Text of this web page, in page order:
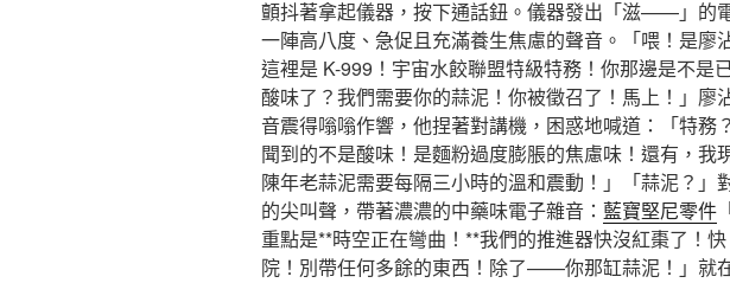
顫抖著拿起儀器，按下通話鈕。儀器發出「滋——」的
一陣高八度、急促且充滿養生焦慮的聲音。「喂！是廖
這裡是 K-999！宇宙水餃聯盟特級特務！你那邊是不是
酸味了？我們需要你的蒜泥！你被徵召了！馬上！」廖
音震得嗡嗡作響，他捏著對講機，困惑地喊道：「特務
聞到的不是酸味！是麵粉過度膨脹的焦慮味！還有，我
陳年老蒜泥需要每隔三小時的溫和震動！」「蒜泥？」
的尖叫聲，帶著濃濃的中藥味電子雜音： 藍寶堅尼零件
重點是**時空正在彎曲！**我們的推進器快沒紅棗了！
院！別帶任何多餘的東西！除了——你那缸蒜泥！」就